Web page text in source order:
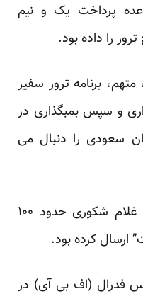
پرداخت یک و نیم
را داده بود.
برنامه ترور سفیر
و سپس بمبگذاری در
سعودی را دنبال می
بنا بر کیفرخواست صادر شده، غلام شکوری حدود ۱۰۰
ارسال کرده بود.
فدرال (اف بی آی) در